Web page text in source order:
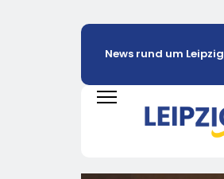
News rund um Leipzig